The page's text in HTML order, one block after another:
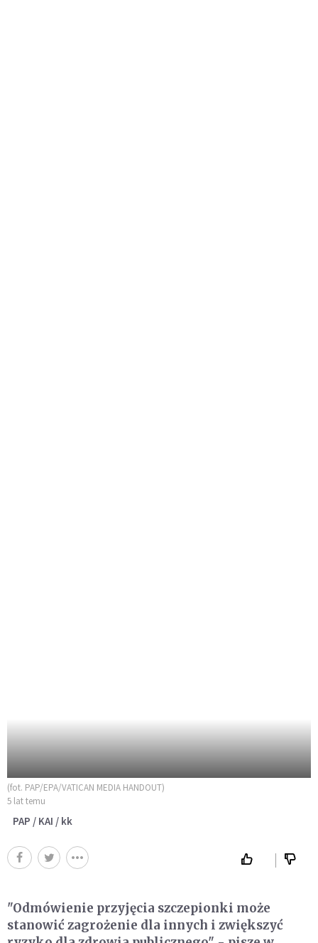
(fot. PAP/EPA/VATICAN MEDIA HANDOUT)
5 lat temu
PAP / KAI / kk
"Odmówienie przyjęcia szczepionki może
stanowić zagrożenie dla innych i zwiększyć